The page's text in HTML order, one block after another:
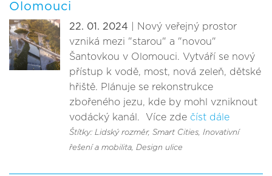
Olomouci
22. 01. 2024 | Nový veřejný prostor
vzniká mezi "starou" a "novou"
Šantovkou v Olomouci. Vytváří se nový
přístup k vodě, most, nová zeleň, dětské
hřiště. Plánuje se rekonstrukce
zbořeného jezu, kde by mohl vzniknout
vodácký kanál. Více zde číst dále
Štítky: Lidský rozměr, Smart Cities, Inovativní
řešení a mobilita, Design ulice